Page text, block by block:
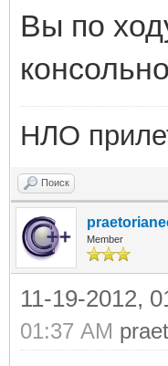
Вы по
НЛО
Поиск
Member
11-19-2012,
01:37 AM